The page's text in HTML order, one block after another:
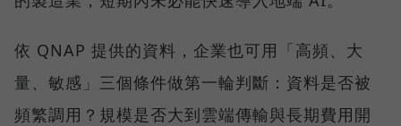
依 QNAP 提供的資料，企業也可用「高頻、大
量、敏感」三個條件做第一輪判斷：資料是否被
頻繁調用？規模是否大到雲端傳輸與長期費用開